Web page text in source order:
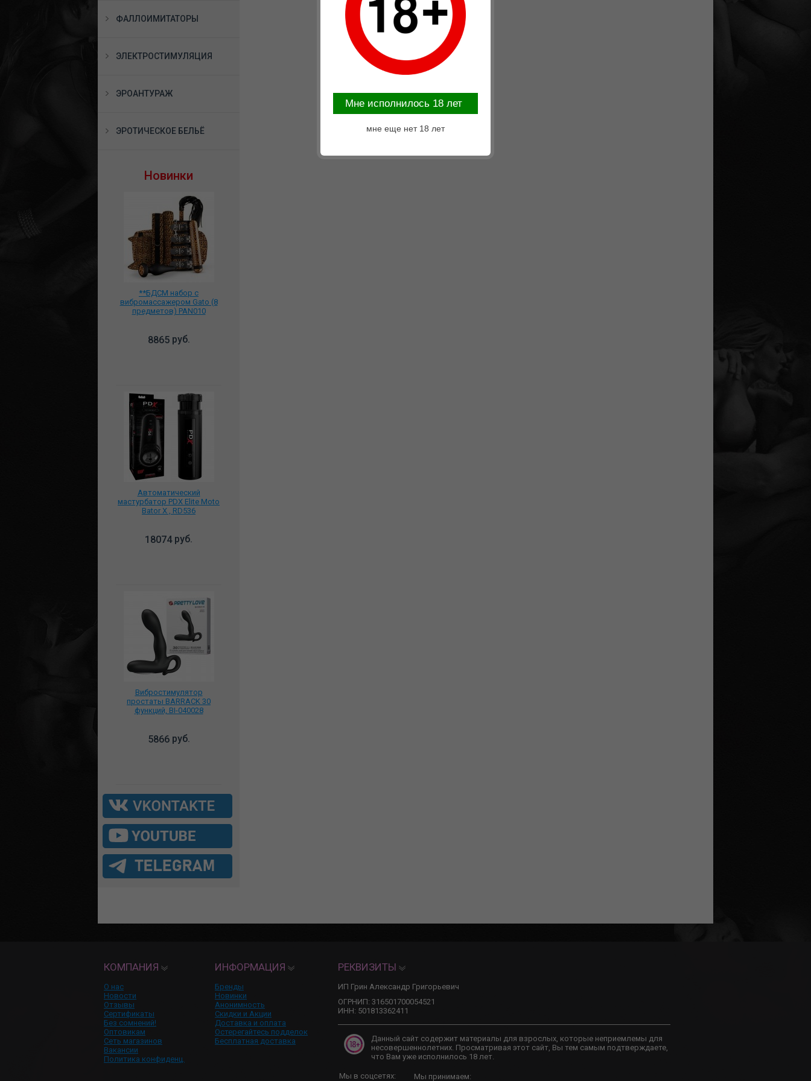
ФАЛЛОИМИТАТОРЫ
ЭЛЕКТРОСТИМУЛЯЦИЯ
ЭРОАНТУРАЖ
ЭРОТИЧЕСКОЕ БЕЛЬЁ
Новинки
**БДСМ набор с
вибромассажером Gato (8
предметов) PAN010
8865руб.
Автоматический
мастурбатор PDX Elite Moto
Bator X , RD536
18074руб.
Вибростимулятор
простаты BARRACK 30
функций, BI-040028
5866руб.
КОМПАНИЯ
О нас
Новости
Отзывы
Сертификаты
Без сомнений!
Оптовикам
Сеть магазинов
Вакансии
Политика конфиденц.
ИНФОРМАЦИЯ
Бренды
Новинки
Анонимность
Скидки и Акции
Доставка и оплата
Остерегайтесь подделок
Бесплатная доставка
РЕКВИЗИТЫ
ИП Грин Александр Григорьевич
ОГРНИП: 316501700054521
ИНН: 501813362411
Данный сайт содержит материалы для взрослых, которые неприемлемы для
несовершеннолетних. Просматривая этот сайт, Вы тем самым подтверждаете,
что Вам уже исполнилось 18 лет.
Мы в соцсетях: Мы принимаем:
Mне исполнилось 18 лет
мне еще нет 18 лет